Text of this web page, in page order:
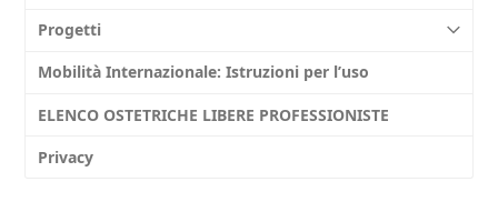
Progetti
Mobilità Internazionale: Istruzioni per l’uso
ELENCO OSTETRICHE LIBERE PROFESSIONISTE
Privacy